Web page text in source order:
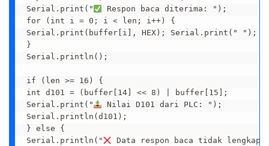
Serial.print("
Respon baca diterima: ");
for (int i = 0; i < len; i++) {
Serial.print(buffer[i], HEX); Serial.print(" ");
}
Serial.println();
if (len >= 16) {
int d101 = (buffer[14] << 8) | buffer[15];
Serial.print("
Nilai D101 dari PLC: ");
Serial.println(d101);
} else {
Serial.println("
Data respon baca tidak